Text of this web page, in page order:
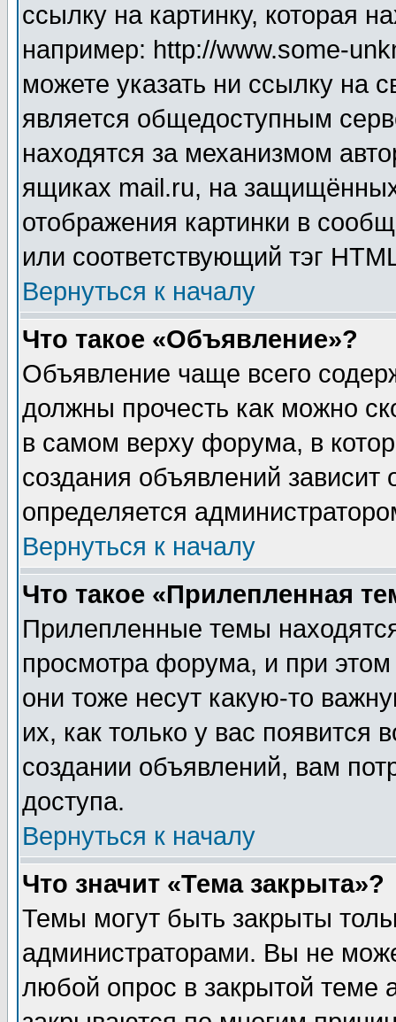
ссылку на картинку, которая
например: http://www.some-
можете указать ни ссылку на
является общедоступным
находятся за механизмом
ящиках mail.ru, на
отображения картинки в
или соответствующий тэг
Вернуться к началу
Что такое «Объявление»?
Объявление чаще всего
должны прочесть как можно
в самом верху форума, в
создания объявлений зависит
определяется
Вернуться к началу
Что такое «Прилепленная
Прилепленные темы
просмотра форума, и при
они тоже несут какую-то
их, как только у вас появится
создании объявлений, вам
доступа.
Вернуться к началу
Что значит «Тема закрыта»?
Темы могут быть закрыты
администраторами. Вы не
любой опрос в закрытой теме